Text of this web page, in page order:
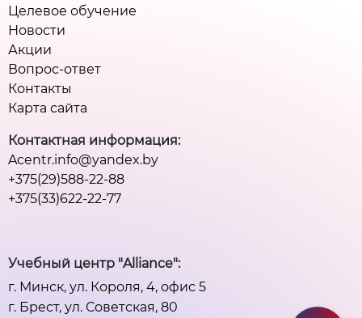
Целевое обучение
Новости
Акции
Вопрос-ответ
Контакты
Карта сайта
Контактная информация:
Acentr.info@yandex.by
+375(29)588-22-88
+375(33)622-22-77
Учебный центр "Alliance":
г. Минск, ул. Короля, 4, офис 5
г. Брест, ул. Советская, 80